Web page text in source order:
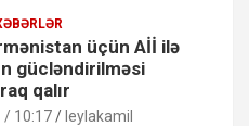
üçün Aİİ ilə
gücləndirilməsi
qalır
/ 10:17 leylakamil